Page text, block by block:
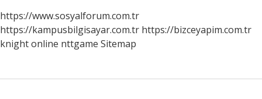
https://www.sosyalforum.com.tr
https://kampusbilgisayar.com.tr https://bizceyapim.com.tr
knight online nttgame Sitemap